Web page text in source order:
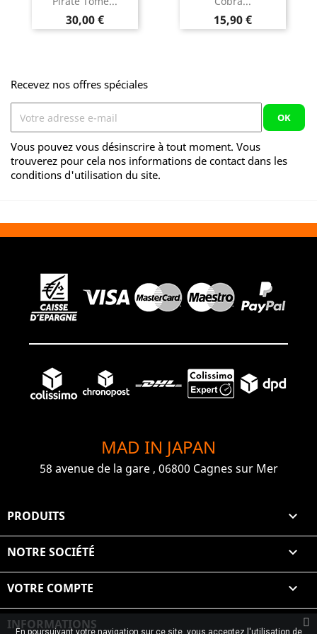
Prix
30,00 € Prix
15,90 €
Recevez nos offres spéciales
Vous pouvez vous désinscrire à tout moment. Vous
trouverez pour cela nos informations de contact dans les
conditions d'utilisation du site.
MAD IN JAPAN
58 avenue de la gare , 06800 Cagnes sur Mer
PRODUITS 
NOTRE SOCIÉTÉ 
VOTRE COMPTE 
INFORMATIONS
En poursuivant votre navigation sur ce site, vous acceptez l'utilisation de